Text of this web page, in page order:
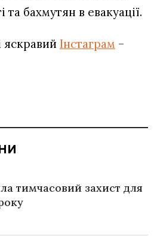
та бахмутян в евакуації.
яскравий Інстаграм –
тимчасовий захист для